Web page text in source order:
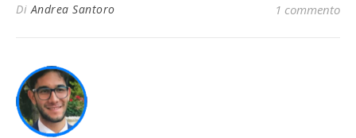
DiAndrea Santoro 1 commento